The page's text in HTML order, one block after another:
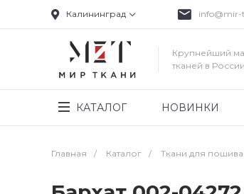
Калининград info@mir-
Крупнейший
тканей в России
КАТАЛОГ НОВИНКИ
Главная / Каталог / Ткани для